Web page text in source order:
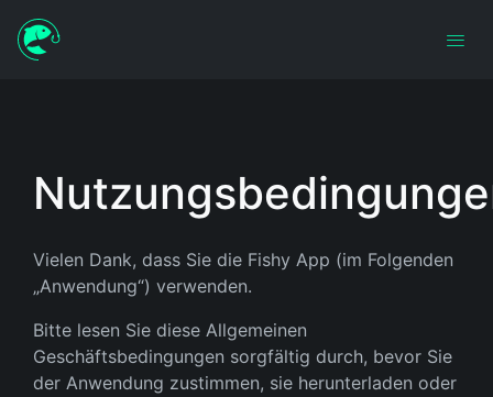
Vielen Dank, dass Sie die Fishy App (im Folgenden
„Anwendung“) verwenden.
Bitte lesen Sie diese Allgemeinen
Geschäftsbedingungen sorgfältig durch, bevor Sie
der Anwendung zustimmen, sie herunterladen oder